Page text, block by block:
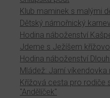
Klub maminek s malými
Dětský námořnický
Hodina náboženství
Jdeme s Ježíšem
Hodina náboženství
Mládež: Jarní víkendovka
Křížová cesta pro rodiče
"Andělíček"